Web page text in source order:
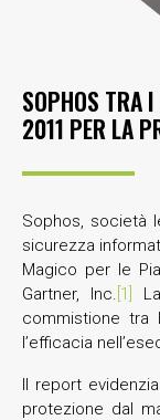
SOPHOS TRA I
2011 PER LA
Sophos, società
sicurezza
Magico per le
Gartner, Inc. [1]
commistione tra
l’efficacia
Il report
protezione dal